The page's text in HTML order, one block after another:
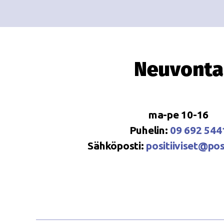
Neuvonta
ma-pe 10-16
Puhelin: 09 692
Sähköposti: